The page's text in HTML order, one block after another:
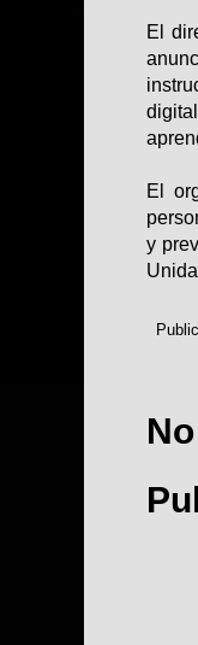
El
El
y